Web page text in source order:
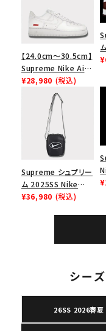
人気ワード 2026SS
キャップ・ハッ
ショルダー
【24.0cm～30.5cm】
Supreme Nike Air
Force 1 Low シュプ
リーム ナイキエアフォ
ース１スニーカー シ
ューズ ホワイト
¥28,980 (税込)
Supreme シュプリー
ム 2025SS Nike
Leather Shoulder
¥36,980 (税込)
シー
26SS 2026春夏